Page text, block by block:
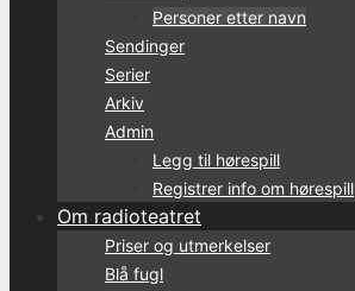
Personer etter navn
Sendinger
Serier
Arkiv
Admin
Legg til hørespill
Registrer info om hørespill
Om radioteatret
Priser og utmerkelser
Blå fugl